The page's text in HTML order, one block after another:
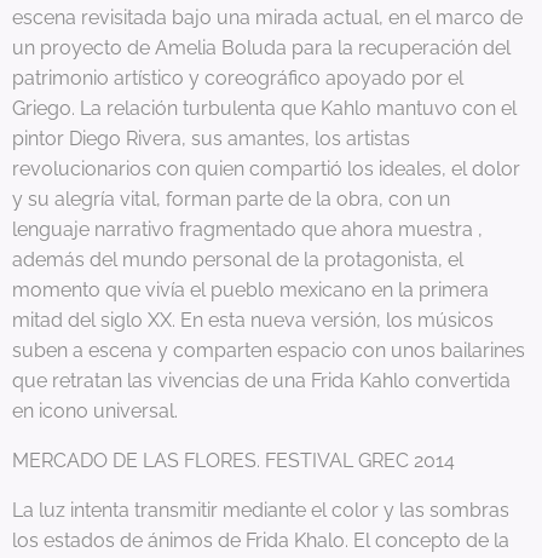
escena revisitada bajo una mirada actual, en el marco de
un proyecto de Amelia Boluda para la recuperación del
patrimonio artístico y coreográfico apoyado por el
Griego. La relación turbulenta que Kahlo mantuvo con el
pintor Diego Rivera, sus amantes, los artistas
revolucionarios con quien compartió los ideales, el dolor
y su alegría vital, forman parte de la obra, con un
lenguaje narrativo fragmentado que ahora muestra ,
además del mundo personal de la protagonista, el
momento que vivía el pueblo mexicano en la primera
mitad del siglo XX. En esta nueva versión, los músicos
suben a escena y comparten espacio con unos bailarines
que retratan las vivencias de una Frida Kahlo convertida
en icono universal.
MERCADO DE LAS FLORES. FESTIVAL GREC 2014
La luz intenta transmitir mediante el color y las sombras
los estados de ánimos de Frida Khalo. El concepto de la